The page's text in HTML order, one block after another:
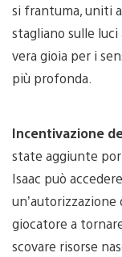
si frantuma, uniti
stagliano sulle luci
vera gioia per i
più profonda.
Incentivazione
state aggiunte
Isaac può
giocatore a
scovare risorse